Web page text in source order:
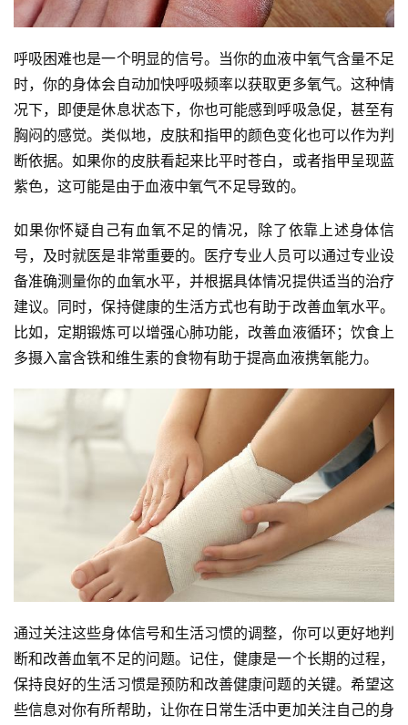
呼吸困难也是一个明显的信号。当你的血液中氧气含量不足
时，你的身体会自动加快呼吸频率以获取更多氧气。这种情
况下，即便是休息状态下，你也可能感到呼吸急促，甚至有
胸闷的感觉。类似地，皮肤和指甲的颜色变化也可以作为判
断依据。如果你的皮肤看起来比平时苍白，或者指甲呈现蓝
紫色，这可能是由于血液中氧气不足导致的。
如果你怀疑自己有血氧不足的情况，除了依靠上述身体信
号，及时就医是非常重要的。医疗专业人员可以通过专业设
备准确测量你的血氧水平，并根据具体情况提供适当的治疗
建议。同时，保持健康的生活方式也有助于改善血氧水平。
比如，定期锻炼可以增强心肺功能，改善血液循环；饮食上
多摄入富含铁和维生素的食物有助于提高血液携氧能力。
通过关注这些身体信号和生活习惯的调整，你可以更好地判
断和改善血氧不足的问题。记住，健康是一个长期的过程，
保持良好的生活习惯是预防和改善健康问题的关键。希望这
些信息对你有所帮助，让你在日常生活中更加关注自己的身